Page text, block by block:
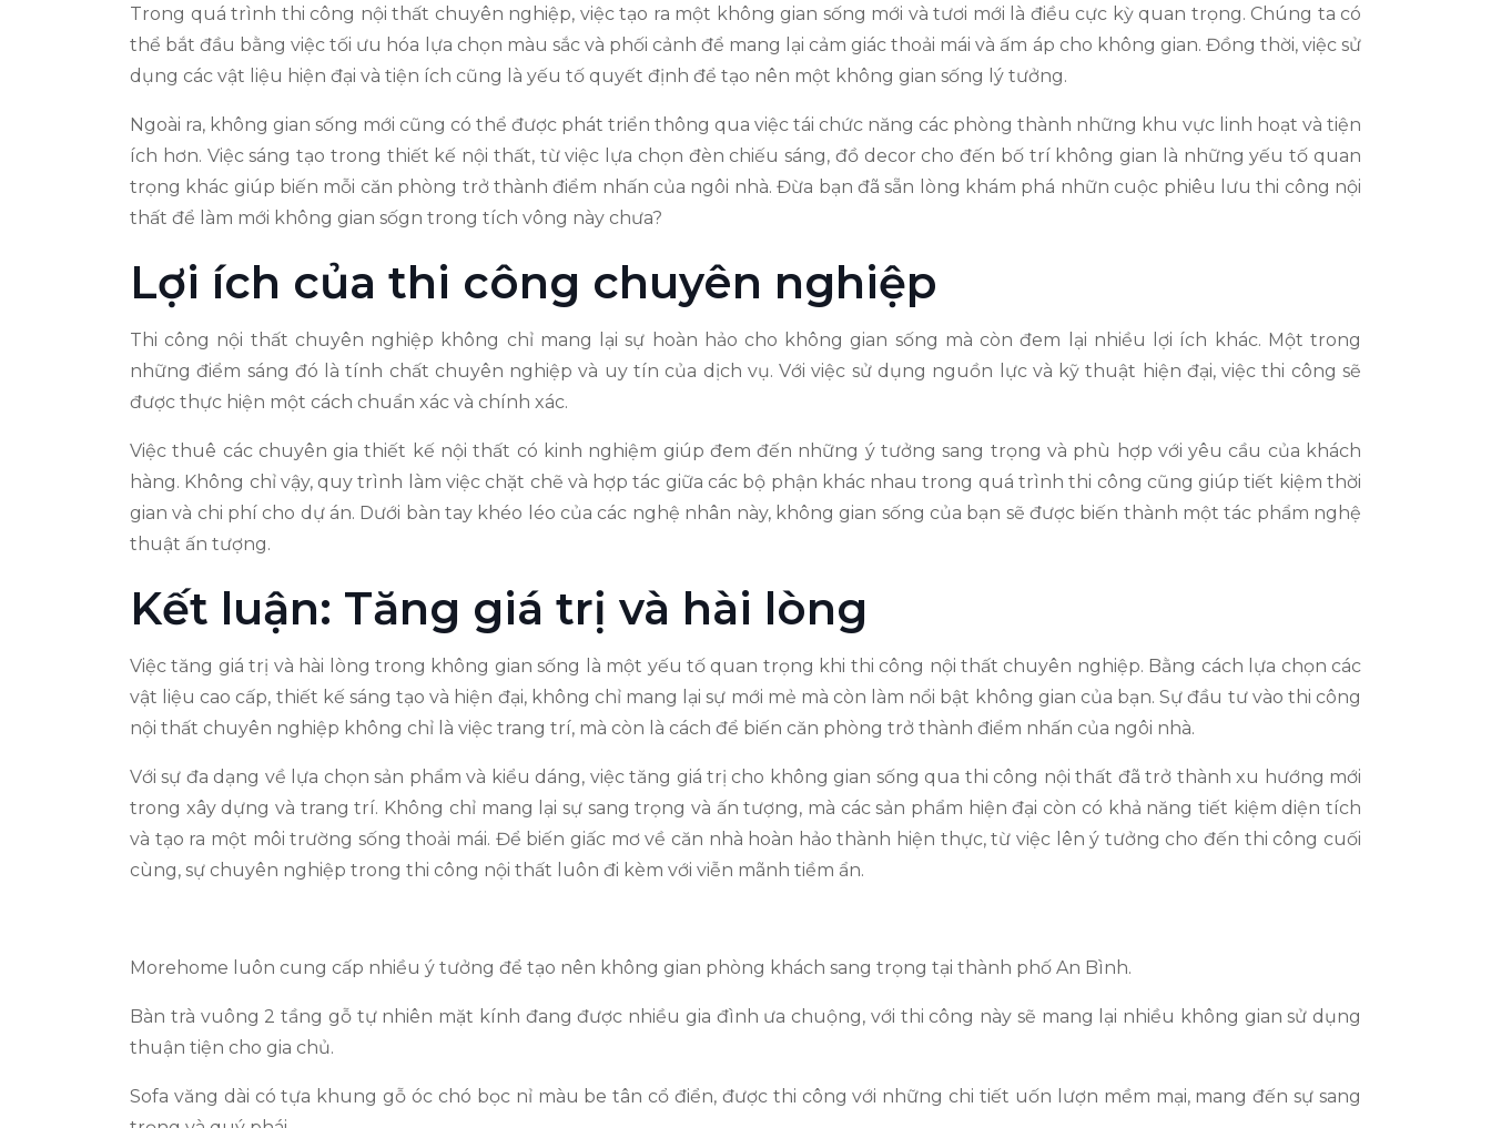
Trong quá trình thi công nội thất chuyên nghiệp, việc tạo ra một không gian sống mới và tươi mới là điều cực kỳ quan trọng. Chúng ta có
thể bắt đầu bằng việc tối ưu hóa lựa chọn màu sắc và phối cảnh để mang lại cảm giác thoải mái và ấm áp cho không gian. Đồng thời, việc sử
dụng các vật liệu hiện đại và tiện ích cũng là yếu tố quyết định để tạo nên một không gian sống lý tưởng.
Ngoài ra, không gian sống mới cũng có thể được phát triển thông qua việc tái chức năng các phòng thành những khu vực linh hoạt và tiện
ích hơn. Việc sáng tạo trong thiết kế nội thất, từ việc lựa chọn đèn chiếu sáng, đồ decor cho đến bố trí không gian là những yếu tố quan
trọng khác giúp biến mỗi căn phòng trở thành điểm nhấn của ngôi nhà. Đừa bạn đã sẵn lòng khám phá nhữn cuộc phiêu lưu thi công nội
thất để làm mới không gian sốgn trong tích vông này chưa?
Lợi ích của thi công chuyên nghiệp
Thi công nội thất chuyên nghiệp không chỉ mang lại sự hoàn hảo cho không gian sống mà còn đem lại nhiều lợi ích khác. Một trong
những điểm sáng đó là tính chất chuyên nghiệp và uy tín của dịch vụ. Với việc sử dụng nguồn lực và kỹ thuật hiện đại, việc thi công sẽ
được thực hiện một cách chuẩn xác và chính xác.
Việc thuê các chuyên gia thiết kế nội thất có kinh nghiệm giúp đem đến những ý tưởng sang trọng và phù hợp với yêu cầu của khách
hàng. Không chỉ vậy, quy trình làm việc chặt chẽ và hợp tác giữa các bộ phận khác nhau trong quá trình thi công cũng giúp tiết kiệm thời
gian và chi phí cho dự án. Dưới bàn tay khéo léo của các nghệ nhân này, không gian sống của bạn sẽ được biến thành một tác phẩm nghệ
thuật ấn tượng.
Kết luận: Tăng giá trị và hài lòng
Việc tăng giá trị và hài lòng trong không gian sống là một yếu tố quan trọng khi thi công nội thất chuyên nghiệp. Bằng cách lựa chọn các
vật liệu cao cấp, thiết kế sáng tạo và hiện đại, không chỉ mang lại sự mới mẻ mà còn làm nổi bật không gian của bạn. Sự đầu tư vào thi công
nội thất chuyên nghiệp không chỉ là việc trang trí, mà còn là cách để biến căn phòng trở thành điểm nhấn của ngôi nhà.
Với sự đa dạng về lựa chọn sản phẩm và kiểu dáng, việc tăng giá trị cho không gian sống qua thi công nội thất đã trở thành xu hướng mới
trong xây dựng và trang trí. Không chỉ mang lại sự sang trọng và ấn tượng, mà các sản phẩm hiện đại còn có khả năng tiết kiệm diện tích
và tạo ra một môi trường sống thoải mái. Để biến giấc mơ về căn nhà hoàn hảo thành hiện thực, từ việc lên ý tưởng cho đến thi công cuối
cùng, sự chuyên nghiệp trong thi công nội thất luôn đi kèm với viễn mãnh tiềm ẩn.
Morehome luôn cung cấp nhiều ý tưởng để tạo nên không gian phòng khách sang trọng tại thành phố An Bình.
Bàn trà vuông 2 tầng gỗ tự nhiên mặt kính đang được nhiều gia đình ưa chuộng, với thi công này sẽ mang lại nhiều không gian sử dụng
thuận tiện cho gia chủ.
Sofa văng dài có tựa khung gỗ óc chó bọc nỉ màu be tân cổ điển, được thi công với những chi tiết uốn lượn mềm mại, mang đến sự sang